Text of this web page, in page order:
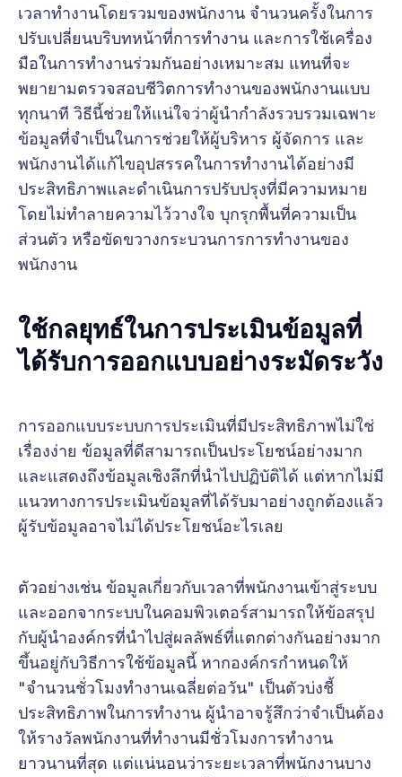
เวลาทำงานโดยรวมของพนักงาน จำนวนครั้งในการ
ปรับเปลี่ยนบริบทหน้าที่การทำงาน และการใช้เครื่อง
มือในการทำงานร่วมกันอย่างเหมาะสม แทนที่จะ
พยายามตรวจสอบชีวิตการทำงานของพนักงานแบบ
ทุกนาที วิธีนี้ช่วยให้แน่ใจว่าผู้นำกำลังรวบรวมเฉพาะ
ข้อมูลที่จำเป็นในการช่วยให้ผู้บริหาร ผู้จัดการ และ
พนักงานได้แก้ไขอุปสรรคในการทำงานได้อย่างมี
ประสิทธิภาพและดำเนินการปรับปรุงที่มีความหมาย
โดยไม่ทำลายความไว้วางใจ บุกรุกพื้นที่ความเป็น
ส่วนตัว หรือขัดขวางกระบวนการการทำงานของ
พนักงาน
ใช้กลยุทธ์ในการประเมินข้อมูลที่
ได้รับการออกแบบอย่างระมัดระวัง
การออกแบบระบบการประเมินที่มีประสิทธิภาพไม่ใช่
เรื่องง่าย ข้อมูลที่ดีสามารถเป็นประโยชน์อย่างมาก
และแสดงถึงข้อมูลเชิงลึกที่นำไปปฏิบัติได้ แต่หากไม่มี
แนวทางการประเมินข้อมูลที่ได้รับมาอย่างถูกต้องแล้ว
ผู้รับข้อมูลอาจไม่ได้ประโยชน์อะไรเลย
ตัวอย่างเช่น ข้อมูลเกี่ยวกับเวลาที่พนักงานเข้าสู่ระบบ
และออกจากระบบในคอมพิวเตอร์สามารถให้ข้อสรุป
กับผู้นำองค์กรที่นำไปสู่ผลลัพธ์ที่แตกต่างกันอย่างมาก
ขึ้นอยู่กับวิธีการใช้ข้อมูลนี้ หากองค์กรกำหนดให้
"จำนวนชั่วโมงทำงานเฉลี่ยต่อวัน" เป็นตัวบ่งชี้
ประสิทธิภาพในการทำงาน ผู้นำอาจรู้สึกว่าจำเป็นต้อง
ให้รางวัลพนักงานที่ทำงานมีชั่วโมงการทำงาน
ยาวนานที่สุด แต่แน่นอนว่าระยะเวลาที่พนักงานบาง